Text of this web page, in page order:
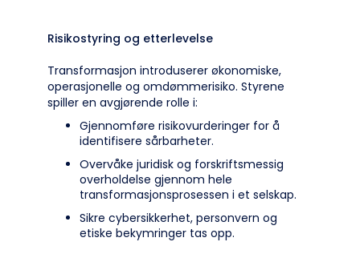
Risikostyring og etterlevelse
Transformasjon introduserer økonomiske,
operasjonelle og omdømmerisiko. Styrene
spiller en avgjørende rolle i:
Gjennomføre risikovurderinger for å
identifisere sårbarheter.
Overvåke juridisk og forskriftsmessig
overholdelse gjennom hele
transformasjonsprosessen i et selskap.
Sikre cybersikkerhet, personvern og
etiske bekymringer tas opp.